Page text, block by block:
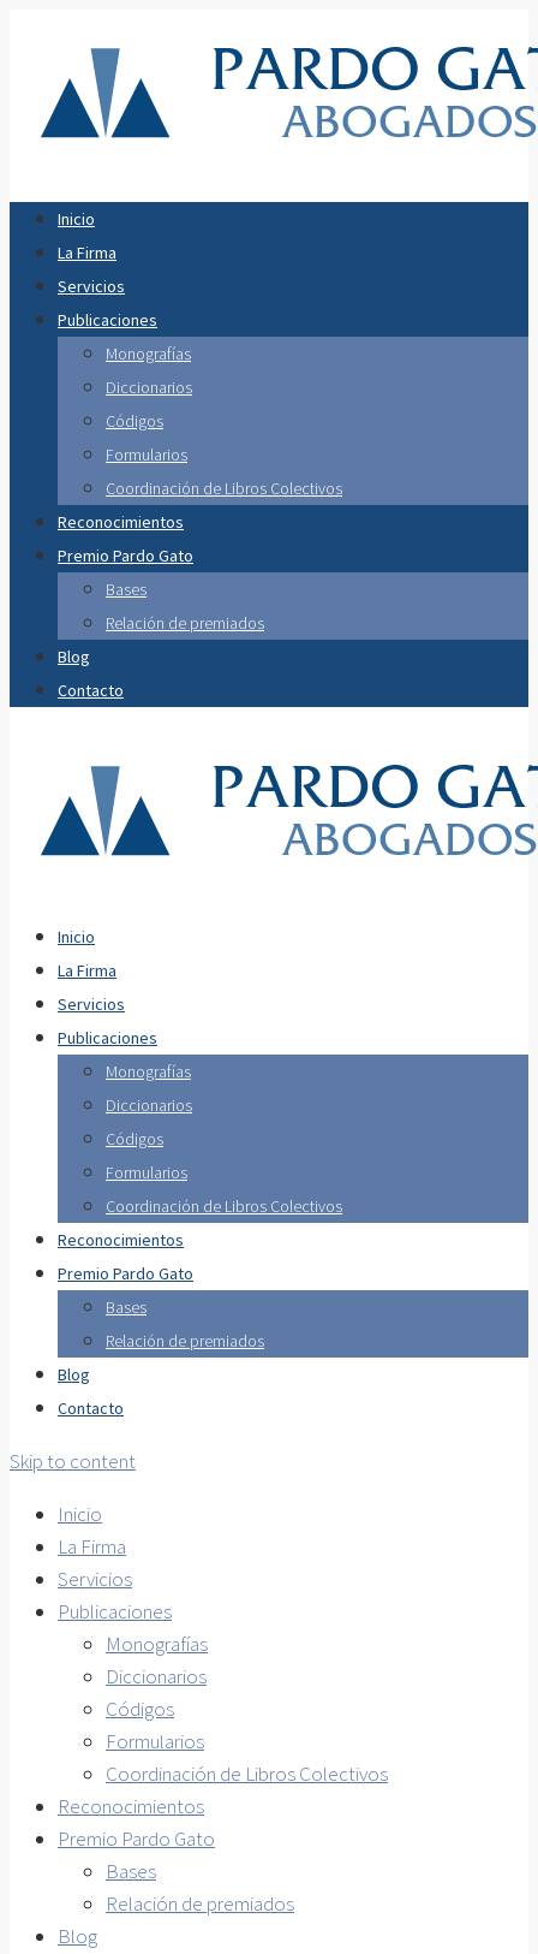
Inicio
La Firma
Servicios
Publicaciones
Monografías
Diccionarios
Códigos
Formularios
Coordinación de Libros Colectivos
Reconocimientos
Premio Pardo Gato
Bases
Relación de premiados
Blog
Contacto
Inicio
La Firma
Servicios
Publicaciones
Monografías
Diccionarios
Códigos
Formularios
Coordinación de Libros Colectivos
Reconocimientos
Premio Pardo Gato
Bases
Relación de premiados
Blog
Contacto
Skip to content
Inicio
La Firma
Servicios
Publicaciones
Monografías
Diccionarios
Códigos
Formularios
Coordinación de Libros Colectivos
Reconocimientos
Premio Pardo Gato
Bases
Relación de premiados
Blog